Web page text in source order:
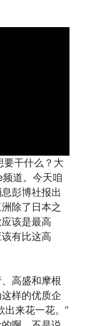
要干什么？大
道。今天咱
彭博社报出
除了日本之
该是最高
有比这高
高盛和摩根
样的优质企
出来花一花。”